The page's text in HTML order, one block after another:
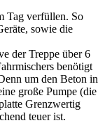
Tag verfüllen. So
sowie die
der Treppe über 6
benötigt
um den Beton in
große Pumpe (die
Grenzwertig
teuer ist.